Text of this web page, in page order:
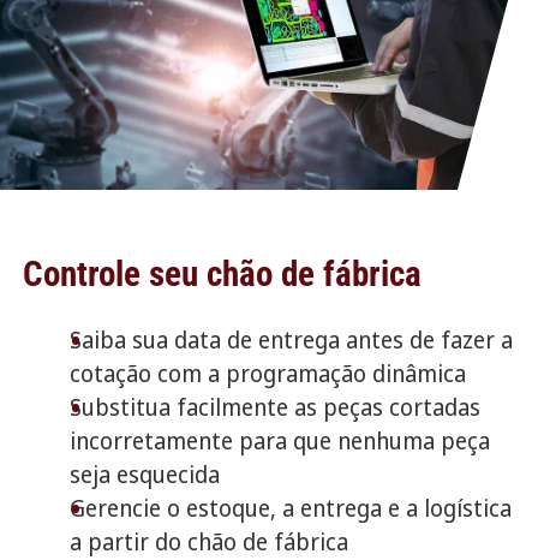
Controle seu chão de fábrica
Saiba sua data de entrega antes de fazer a
cotação com a programação dinâmica
Substitua facilmente as peças cortadas
incorretamente para que nenhuma peça
seja esquecida
Gerencie o estoque, a entrega e a logística
a partir do chão de fábrica